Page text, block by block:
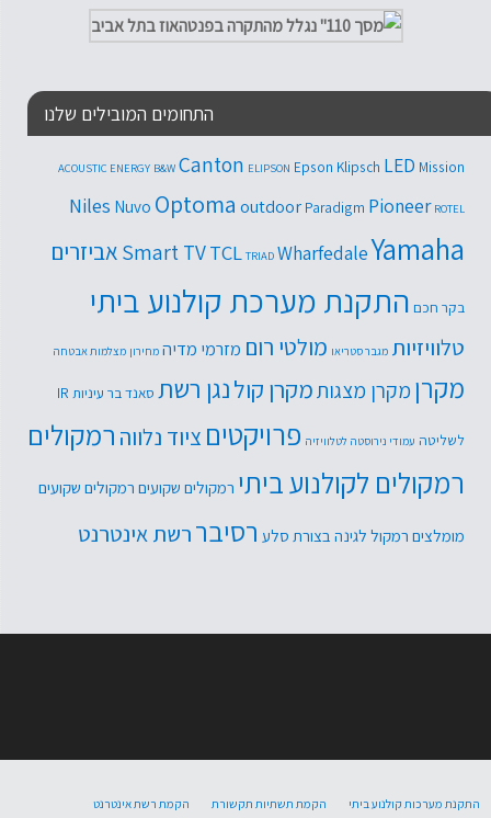
התחומים המובילים שלנו
ACOUSTIC ENERGY B&W Canton ELIPSON Epson Klipsch LED Mission
Niles Nuvo Optoma outdoor Paradigm Pioneer ROTEL
Smart TVTCL TRIAD WharfedaleYamaha אביזרים
בקר חכם התקנת מערכת קולנוע ביתי
טלוויזיות מגבר סטריאו מולטי רום מזרמי מדיה מחירון מצלמות אבטחה
מקרןמקרן מצגותמקרן קולנגן רשת סאנד בר עיניות IR
לשליטה עמודי נירוסטה לטלוויזיה פרויקטים ציוד נלווה רמקולים
רמקולים לקולנוע ביתי רמקולים שקועים רמקולים שקועים
מומלצים רמקול לגינה בצורת סלע רסיבררשת אינטרנט
התקנת מערכות קולנוע ביתי הקמת תשתיות תקשורת
הקמת רשת אינטרנט